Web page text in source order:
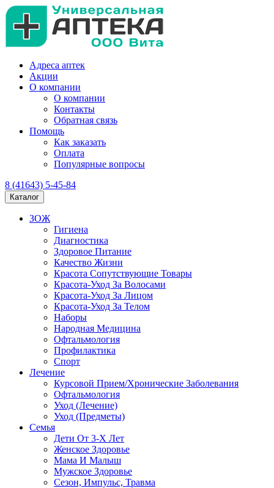
Адреса аптек
Акции
О компании
О компании
Контакты
Обратная связь
Помощь
Как заказать
Оплата
Популярные вопросы
8 (41643) 5-45-84
Каталог
ЗОЖ
Гигиена
Диагностика
Здоровое Питание
Качество Жизни
Красота Сопутствующие Товары
Красота-Уход За Волосами
Красота-Уход За Лицом
Красота-Уход За Телом
Наборы
Народная Медицина
Офтальмология
Профилактика
Спорт
Лечение
Курсовой Прием/Хронические Заболевания
Офтальмология
Уход (Лечение)
Уход (Предметы)
Семья
Дети От 3-Х Лет
Женское Здоровье
Мама И Малыш
Мужское Здоровье
Сезон, Импульс, Травма